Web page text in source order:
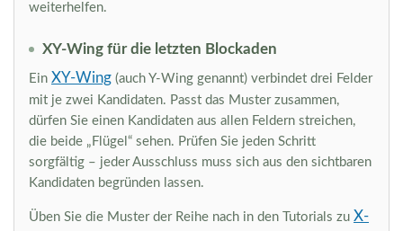
weiterhelfen.
XY-Wing für die letzten Blockaden
Ein XY-Wing (auch Y-Wing genannt) verbindet drei Felder
mit je zwei Kandidaten. Passt das Muster zusammen,
dürfen Sie einen Kandidaten aus allen Feldern streichen,
die beide „Flügel“ sehen. Prüfen Sie jeden Schritt
sorgfältig – jeder Ausschluss muss sich aus den sichtbaren
Kandidaten begründen lassen.
Üben Sie die Muster der Reihe nach in den Tutorials zu X-